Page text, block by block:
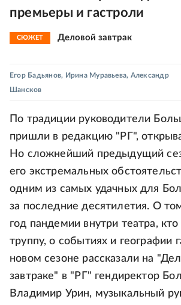
премьеры и гастроли
СЮЖЕТ Деловой завтрак
Егор Бадьянов, Ирина Муравьева, Александр
Шансков
По традиции руководители
пришли в редакцию "РГ",
Но сложнейший предыдущий
его экстремальных
одним из самых удачных для
за последние десятилетия. О
год пандемии внутри театра,
труппу, о событиях и географии
новом сезоне рассказали на
завтраке" в "РГ" гендиректор
Владимир Урин, музыкальный